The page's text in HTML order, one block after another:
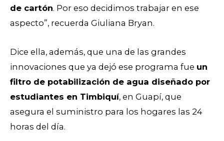
de cartón. Por eso decidimos trabajar en ese
aspecto”, recuerda Giuliana Bryan.
Dice ella, además, que una de las grandes
innovaciones que ya dejó ese programa fue un
filtro de potabilización de agua diseñado por
estudiantes en Timbiquí, en Guapí, que
asegura el suministro para los hogares las 24
horas del día.